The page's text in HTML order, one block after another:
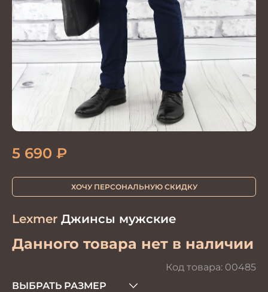
Lexmer Джинсы мужские
Данного товара нет в наличии
Код товара: 00485
5 690 ₽
ХОЧУ ПЕРСОНАЛЬНУЮ СКИДКУ
ВЫБРАТЬ РАЗМЕР